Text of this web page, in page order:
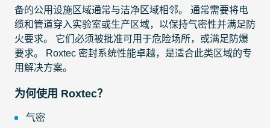
备的公用设施区域通常与洁净区域相邻。 通常需要将电
缆和管道穿入实验室或生产区域，以保持气密性并满足防
火要求。 它们必须被批准可用于危险场所，或满足防爆
要求。 Roxtec 密封系统性能卓越，是适合此类区域的专
用解决方案。
为何使用 Roxtec？
气密